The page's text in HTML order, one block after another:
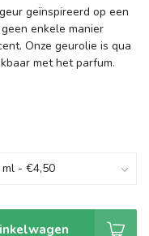
geïnspireerd op een
enkele manier
Onze geurolie is qua
met het parfum.